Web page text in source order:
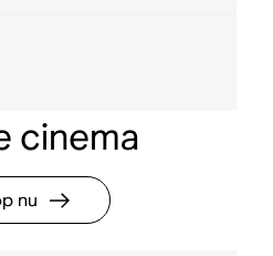
cinema
nu